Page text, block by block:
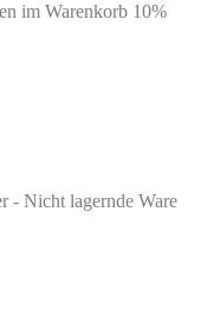
im Warenkorb 10%
- Nicht lagernde Ware